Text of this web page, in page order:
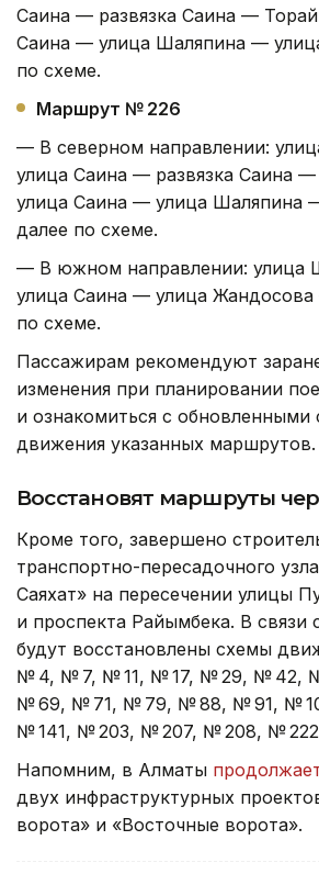
Саина — развязка Саина —
Саина — улица Шаляпина —
по схеме.
Маршрут № 226
— В северном направлении:
улица Саина — развязка Саина
улица Саина — улица Шаляпина
далее по схеме.
— В южном направлении: улица
улица Саина — улица
по схеме.
Пассажирам рекомендуют
изменения при планировании
и ознакомиться с обновленными
движения указанных маршрутов.
Восстановят маршруты
Кроме того, завершено
транспортно-пересадочного
Саяхат» на пересечении улицы
и проспекта Райымбека. В связи
будут восстановлены схемы
№ 4, № 7, № 11, № 17, № 29, № 42,
№ 69, № 71, № 79, № 88, № 91, №
№ 141, № 203, № 207, № 208, №
Напомним, в Алматы
двух инфраструктурных
ворота» и «Восточные ворота».